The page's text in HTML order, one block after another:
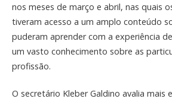
nos meses de março e abril, nas quais
tiveram acesso a um amplo conteúdo
puderam aprender com a experiência
um vasto conhecimento sobre as
profissão.
O secretário Kleber Galdino avalia mais